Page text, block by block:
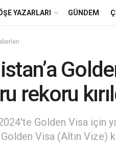
YAZARLARI GÜNDEM
rekoru
Golden Visa için
Golden Visa (Altın Vize)